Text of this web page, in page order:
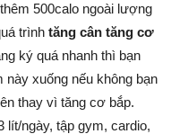
500calo ngoài lượng
trình tăng cân tăng cơ
ký quá nhanh thì bạn
xuống nếu không bạn
thay vì tăng cơ bắp.
lít/ngày, tập gym, cardio,